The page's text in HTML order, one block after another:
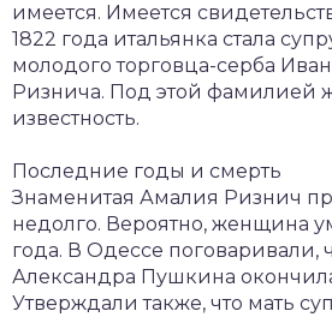
имеется. Имеется
1822 года итальянка стала
молодого торговца-серба
Ризнича. Под этой фамилией
известность.
Последние годы и смерть
Знаменитая Амалия Ризнич
недолго. Вероятно, женщина
года. В Одессе поговаривали,
Александра Пушкина
Утверждали также, что мать